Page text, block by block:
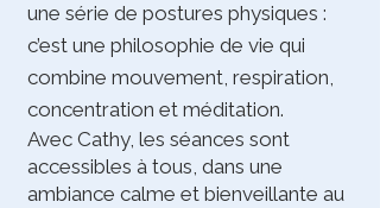
une série de postures physiques :
c’est une philosophie de vie qui
combine mouvement, respiration,
concentration et méditation.
Avec Cathy, les séances sont
accessibles à tous, dans une
ambiance calme et bienveillante au